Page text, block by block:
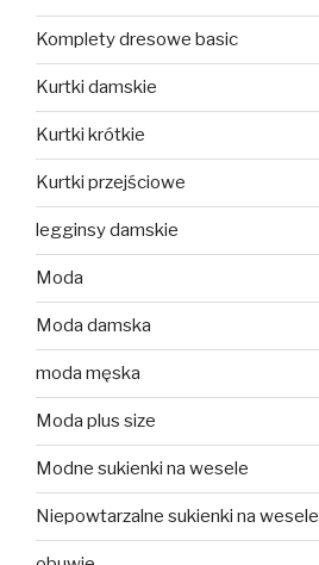
Komplety dresowe basic
Kurtki damskie
Kurtki krótkie
Kurtki przejściowe
legginsy damskie
Moda
Moda damska
moda męska
Moda plus size
Modne sukienki na wesele
Niepowtarzalne sukienki na wesele